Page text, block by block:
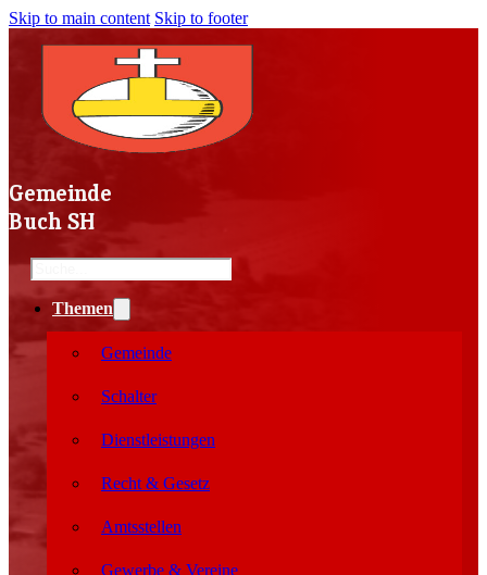
Skip to main content Skip to footer
Gemeinde
Buch SH
Search
Themen
Gemeinde
Schalter
Dienstleistungen
Recht & Gesetz
Amtsstellen
Gewerbe & Vereine